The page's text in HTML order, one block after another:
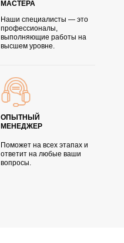
МАСТЕРА
ОПЫТНЫЙ
МЕНЕДЖЕР
Наши специалисты — это
профессионалы,
выполняющие работы на
высшем уровне.
Поможет на всех этапах и
ответит на любые ваши
вопросы.